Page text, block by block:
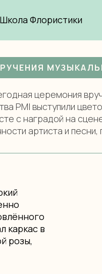
Школа Флористики
Граммофон / Слава
церемония
PMI выступили
с наградой на
артиста и
каркас в
розы,